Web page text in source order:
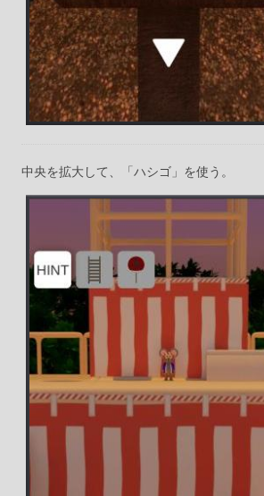
中央を拡大して、「ハシゴ」を使う。